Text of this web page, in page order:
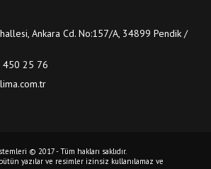
Ankara Cd. No:157/A, 34899 Pendik /
450 25 76
© 2017 - Tüm hakları saklıdır.
yazılar ve resimler izinsiz kullanılamaz ve